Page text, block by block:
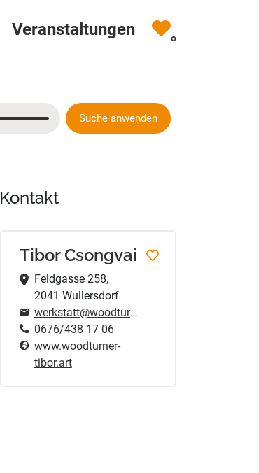
Veranstaltungen 0
Suche anwenden
Kontakt
Tibor Csongvai
Feldgasse 258,
2041 Wullersdorf
werkstatt@woodturner-tibor.at
0676/438 17 06
www.woodturner-
tibor.art